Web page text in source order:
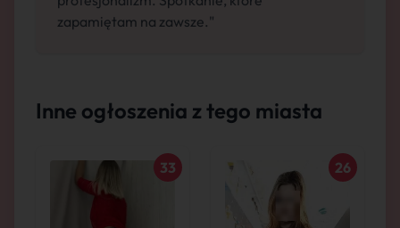
zapamiętam na zawsze."
Inne ogłoszenia z tego miasta
33 26